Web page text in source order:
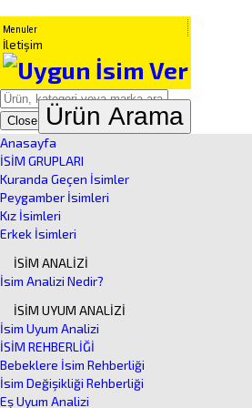
Menuler
İletişim
Close Ürün Arama
Anasayfa
İSİM GRUPLARI
Kuranda Geçen İsimler
Peygamber İsimleri
Kız İsimleri
Erkek İsimleri
İSİM ANALİZİ
İsim Analizi Nedir?
İSİM UYUM ANALİZİ
İsim Uyum Analizi
İSİM REHBERLİĞİ
Bebeklere İsim Rehberliği
İsim Değişikliği Rehberliği
Eş Uyum Analizi